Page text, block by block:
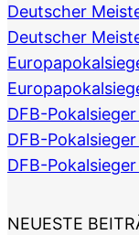
Deutscher
Deutscher
DFB-
DFB-Pokalsieger
DFB-
NEUESTE